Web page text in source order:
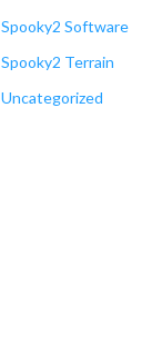
Spooky2 Software
Spooky2 Terrain
Uncategorized